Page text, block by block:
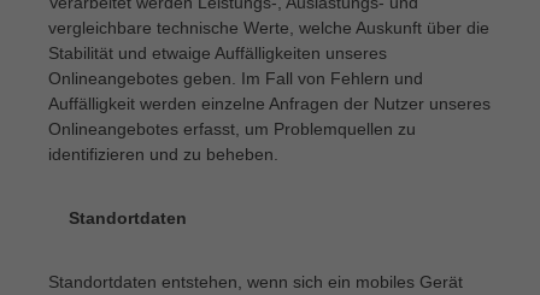
vergleichbare technische Werte, welche Auskunft über die
Stabilität und etwaige Auffälligkeiten unseres
Onlineangebotes geben. Im Fall von Fehlern und
Auffälligkeit werden einzelne Anfragen der Nutzer unseres
Onlineangebotes erfasst, um Problemquellen zu
identifizieren und zu beheben.
Standortdaten
Standortdaten entstehen, wenn sich ein mobiles Gerät